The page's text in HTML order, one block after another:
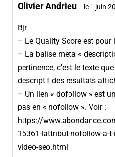
Olivier Andrieu le 1 juin
Bjr
– Le Quality Score est
– La balise meta «
pertinence, c’est le texte
descriptif des résultats
– Un lien « dofollow » est
pas en « nofollow ». Voir :
https://
16361-lattribut-nofollow-a-
video-seo.html